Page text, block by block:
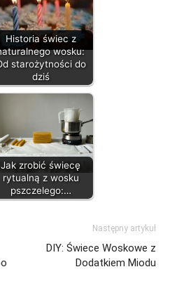
Historia świec z
wosku:
starożytności do
dziś
Jak zrobić świecę
rytualną z wosku
pszczelego:…
Następny artykuł
DIY: Świece Woskowe z
Dodatkiem Miodu